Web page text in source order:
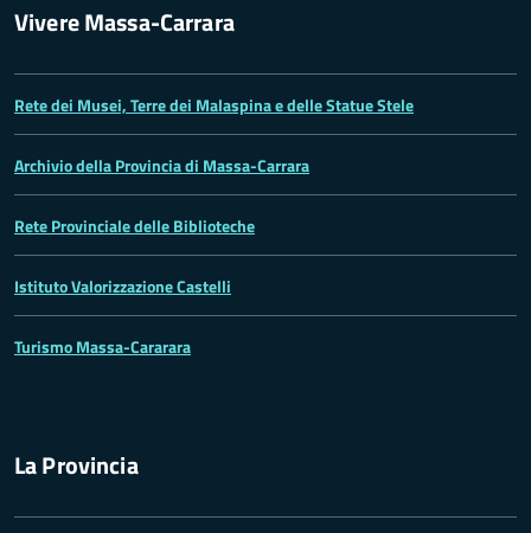
Vivere Massa-Carrara
Rete dei Musei, Terre dei Malaspina e delle Statue Stele
Archivio della Provincia di Massa-Carrara
Rete Provinciale delle Biblioteche
Istituto Valorizzazione Castelli
Turismo Massa-Cararara
La Provincia